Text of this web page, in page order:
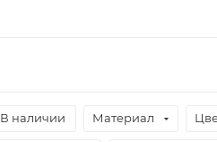
В наличии Материал